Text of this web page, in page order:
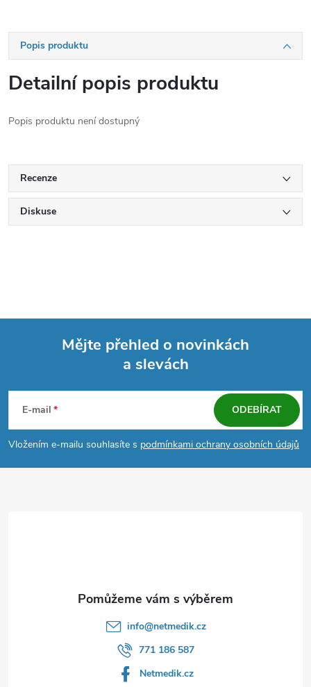
Popis produktu
Detailní popis produktu
Popis produktu není dostupný
Recenze
Diskuse
p
a
Mějte přehled o novinkách
a slevách
E-mail
Vložením e-mailu souhlasíte s podmínkami ochrany osobních údajů
ODEBÍRAT
info@netmedik.cz
771 186 587
Netmedik.cz